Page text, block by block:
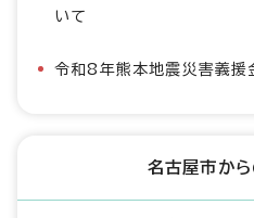
いて
令和8年熊本地震災害義援
名古屋市か